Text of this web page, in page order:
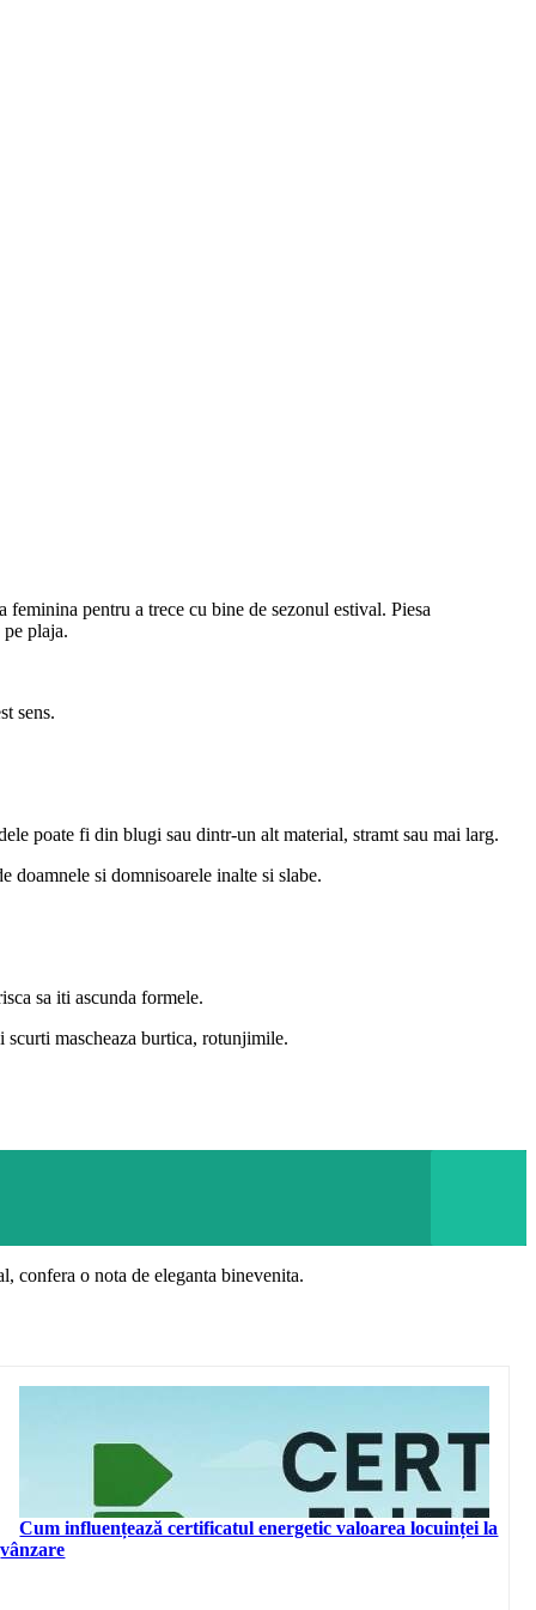
pentru a trece cu bine de sezonul estival. Piesa
plaja.
sens.
poate fi din blugi sau dintr-un alt material, stramt sau mai larg.
doamnele si domnisoarele inalte si slabe.
sa iti ascunda formele.
mascheaza burtica, rotunjimile.
confera o nota de eleganta binevenita.
Cum influențează certificatul energetic valoarea locuinței la
vânzare